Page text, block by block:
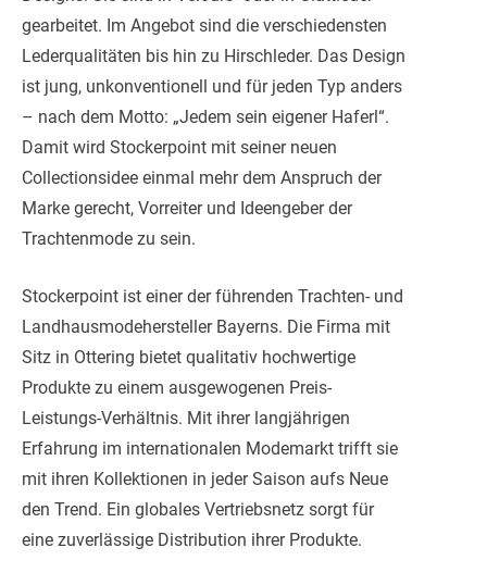
gearbeitet. Im Angebot sind die verschiedensten
Lederqualitäten bis hin zu Hirschleder. Das Design
ist jung, unkonventionell und für jeden Typ anders
– nach dem Motto: „Jedem sein eigener Haferl“.
Damit wird Stockerpoint mit seiner neuen
Collectionsidee einmal mehr dem Anspruch der
Marke gerecht, Vorreiter und Ideengeber der
Trachtenmode zu sein.
Stockerpoint ist einer der führenden Trachten- und
Landhausmodehersteller Bayerns. Die Firma mit
Sitz in Ottering bietet qualitativ hochwertige
Produkte zu einem ausgewogenen Preis-
Leistungs-Verhältnis. Mit ihrer langjährigen
Erfahrung im internationalen Modemarkt trifft sie
mit ihren Kollektionen in jeder Saison aufs Neue
den Trend. Ein globales Vertriebsnetz sorgt für
eine zuverlässige Distribution ihrer Produkte.